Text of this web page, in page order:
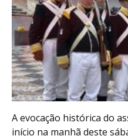
A evocação histórica do
início na manhã deste